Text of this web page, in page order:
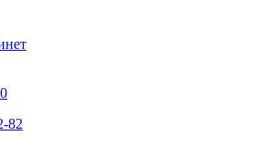
0
82